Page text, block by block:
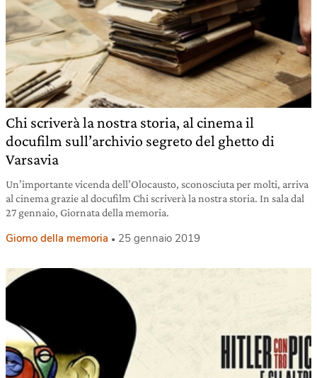
Chi scriverà la nostra storia, al cinema il
docufilm sull’archivio segreto del ghetto di
Varsavia
Un’importante vicenda dell’Olocausto, sconosciuta per molti, arriva
al cinema grazie al docufilm Chi scriverà la nostra storia. In sala dal
27 gennaio, Giornata della memoria.
Giorno della memoria 25 gennaio 2019